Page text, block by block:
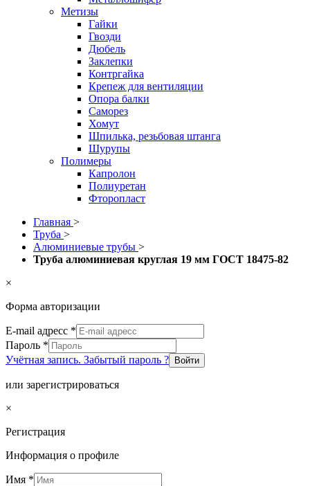
Метизы
Гайки
Гвозди
Дюбель
Заклепки
Контргайка
Крепеж для вентиляции
Опора балки
Саморез
Хомут
Шпилька, резьбовая штанга
Шурупы
Полимеры
Капролон
Полиуретан
Фторопласт
Главная >
Труба >
Алюминиевые трубы >
Труба алюминиевая круглая 19 мм ГОСТ 18475-82
×
Форма авторизации
E-mail адресс *
Пароль *
Учётная запись. Забытый пароль ?
Войти
или зарегистрироваться
×
Регистрация
Информация о профиле
Имя *